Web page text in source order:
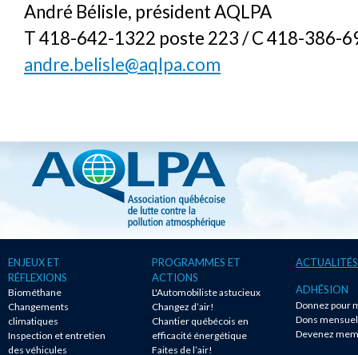
André Bélisle, président AQLPA
T 418-642-1322 poste 223 / C 418-386-
andre.belisle@aqlpa.com
ENJEUX ET
RÉFLEXIONS
Biométhane
Changements
climatiques
Inspection et entretien
des véhicules
PROGRAMMES ET
ACTIONS
L'Automobiliste astucieux
Changez d’air!
Chantier québécois en
efficacité énergétique
Faites de l’air!
ACTUALITÉS
ADHÉSION
Donnez pour
Dons
Devenez